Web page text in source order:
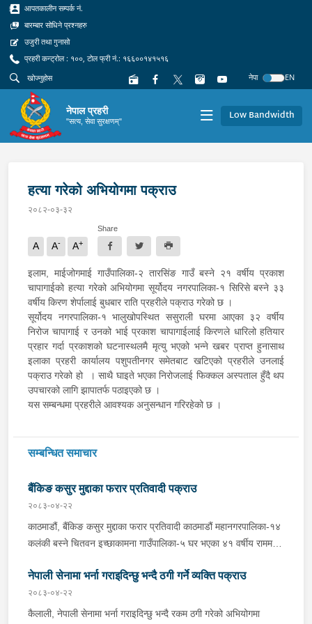
आपतकालीन सम्पर्क नं.
बारम्बार सोधिने प्रश्नहरु
उजुरी तथा गुनासो
प्रहरी कन्ट्रोल : १००, टोल फ्री नं.: १६६००१४१५१६
नेपा
EN
नेपाल प्रहरी
"सत्य, सेवा सुरक्षणम्" Low Bandwidth
हत्या गरेको अभियोगमा पक्राउ
२०८२-०३-३२
A A- A+
Share
इलाम, माईजोगमाई गाउँपालिका-२ तारसिंङ गाउँ बस्ने २१ वर्षीय प्रकाश
चापागाईको हत्या गरेको अभियोगमा सूर्योदय नगरपालिका-१ सिरिसे बस्ने ३३
वर्षीय किरण शेर्पालाई बुधबार राति प्रहरीले पक्राउ गरेको छ ।
सूर्योदय नगरपालिका-१ भालुखोपस्थित ससुराली घरमा आएका ३२ वर्षीय
निरोज चापागाई र उनको भाई प्रकाश चापागाईलाई किरणले धारिलो हतियार
प्रहार गर्दा प्रकाशको घटनास्थलमै मृत्यु भएको भन्ने खबर प्राप्त हुनासाथ
इलाका प्रहरी कार्यालय पशुपतीनगर समेतबाट खटिएको प्रहरीले उनलाई
पक्राउ गरेको हो । साथै घाइते भएका निरोजलाई फिक्कल अस्पताल हुँदै थप
उपचारको लागि झापातर्फ पठाइएको छ ।
यस सम्बन्धमा प्रहरीले आवश्यक अनुसन्धान गरिरहेको छ ।
सम्बन्धित समाचार
बैंकिङ कसुर मुद्दाका फरार प्रतिवादी पक्राउ
२०८३-०४-२२
काठमाडौं, बैंकिङ कसुर मुद्दाका फरार प्रतिवादी काठमाडौं महानगरपालिका-१४
कलंकी बस्ने चितवन इच्छाकामना गाउँपालिका-५ घर भएका ४१ वर्षीय राममणी
काठमाडौंको २०८२ असार १० गतेको फैसला उक्त मुद्दामा ७३ हजार ३ सय
९० रूपैयाँ जरिवाना, ५ दिन कैद र क्षतिपूर्ति बापत २ हजार ९ सय ३६ रूपैयाँ
पीडित राहत कोषमा जम्मा गराउने ठहर भई फरार रहेका उनलाई काठमाडौं
नेपाली सेनामा भर्ना गराइदिन्छु भन्दै ठगी गर्ने व्यक्ति पक्राउ
२०८३-०४-२२
कैलाली, नेपाली सेनामा भर्ना गराइदिन्छु भन्दै रकम ठगी गरेको अभियोगमा